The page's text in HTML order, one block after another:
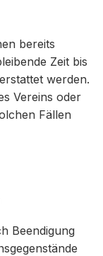
bereits
Zeit bis
werden.
Vereins oder
Fällen
Beendigung